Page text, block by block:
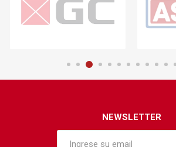
NEWSLETTER